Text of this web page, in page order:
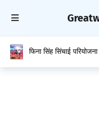
फिना सिंह सिंचाई